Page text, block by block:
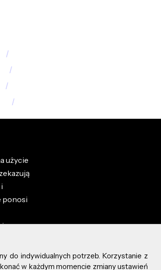
użycie
ponosi
na
do indywidualnych potrzeb. Korzystanie z
w każdym momencie zmiany ustawień